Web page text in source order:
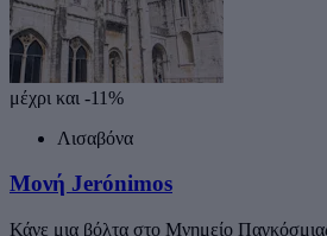
μέχρι και -11%
Λισαβόνα
Μονή Jerónimos
Κάνε μια βόλτα στο Μνημείο